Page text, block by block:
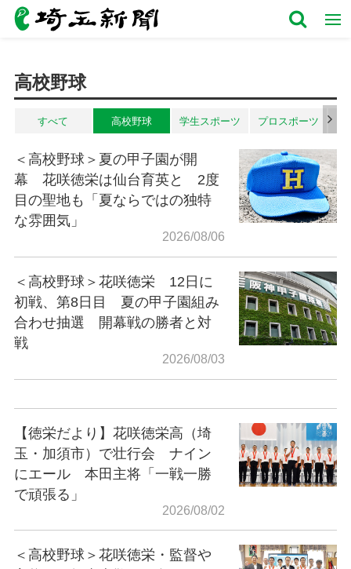
高校野球
すべて 高校野球 学生スポーツ プロスポーツ
＜高校野球＞夏の甲子園が開
幕 花咲徳栄は仙台育英と 2度
目の聖地も「夏ならではの独特
な雰囲気」
2026/08/06
＜高校野球＞花咲徳栄 12日に
初戦、第8日目 夏の甲子園組み
合わせ抽選 開幕戦の勝者と対
戦
2026/08/03
【徳栄だより】花咲徳栄高（埼
玉・加須市）で壮行会 ナイン
にエール 本田主将「一戦一勝
で頑張る」
2026/08/02
＜高校野球＞花咲徳栄・監督や